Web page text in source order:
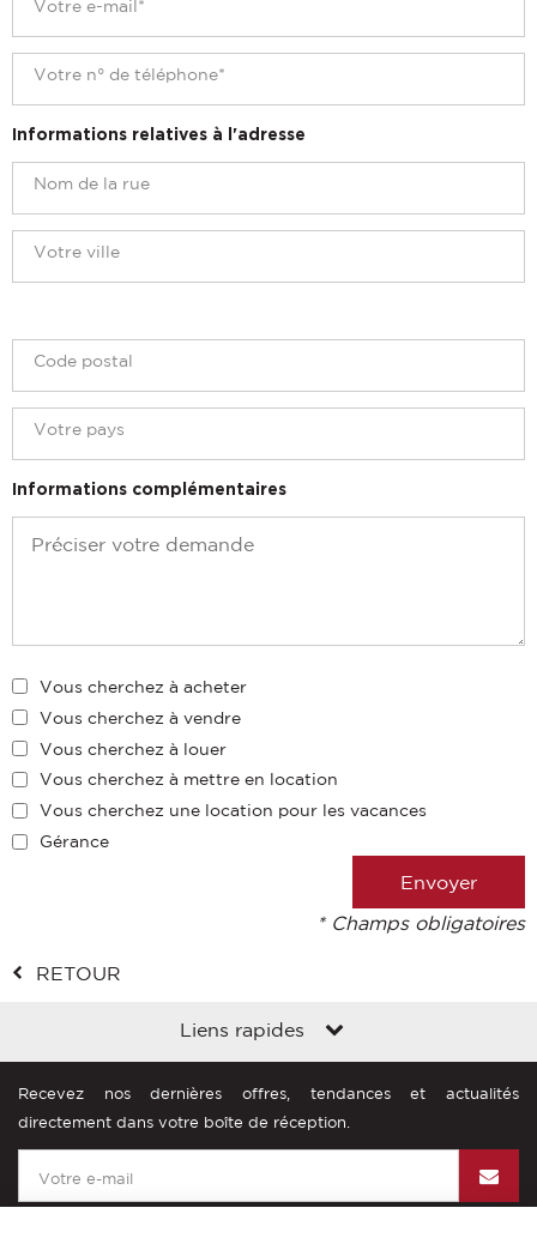
Informations relatives à l'adresse
Informations complémentaires
Vous cherchez à acheter
Vous cherchez à vendre
Vous cherchez à louer
Vous cherchez à mettre en location
Vous cherchez une location pour les vacances
Gérance
* Champs obligatoires
RETOUR
Liens rapides
Recevez nos dernières offres, tendances et actualités
directement dans votre boîte de réception.